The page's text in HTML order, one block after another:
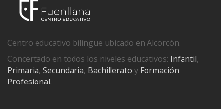
Centro educativo bilingüe ubicado en Alcorcón.
Concertado en todos los niveles educativos: Infantil,
Primaria, Secundaria, Bachillerato y Formación
Profesional.